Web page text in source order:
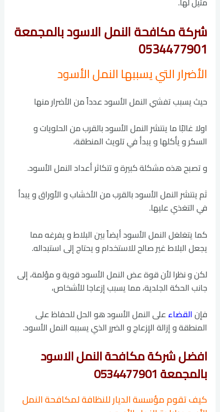
شركة مكافحة النمل الاسود بالمجمعة
0534477901
الأضرار التي يسببها النمل الأسود
حيث يسبب تفشي النمل الأسود عدداً من الأضرار منها
اولا غالبًا ما ينتشر النمل الأسود بالقرب من الحلويات و
السكر و يأكلها و يبدأ في تلويث المنطقة،
و تصبح هذه مشكلة كبيرة و تتكاثر أعداد النمل الأسود.
ثم ينتشر النمل الأسود بالقرب من الأخشاب و الأوراق و يبدأ
في التغذي عليها.
كما يتغلغل النمل الأسود أيضاً بين البلاط و يفرغه مما
يجعل البلاط غير صالح للاستخدام و يحتاج إلى استبداله.
لكن و نظرا لأن قوة عض النمل الأسود قوية و مؤلمة، إلى
جانب الحكة الجلدية، مما يسبب إزعاجا للأشخاص،
فإنالقضاءعلى النمل الأسود هو الحل للحفاظ على
المنطقة و إزالة الإزعاج و الضرر الذي يسببه النمل الأسود.
افضل شركة مكافحة النمل الاسود
بالمجمعة 0534477901
كيف تقوم مؤسسة الديار للنظافة لمكافحة النمل